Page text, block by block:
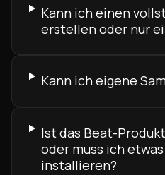
Kann ich einen
erstellen oder nur
Kann ich eigene
Ist das Beat-
oder muss ich
installieren?